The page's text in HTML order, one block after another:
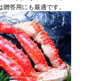
贈答用にも最適です。